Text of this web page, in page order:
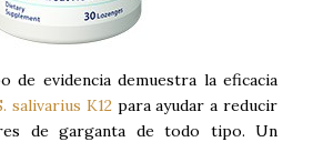
de evidencia demuestra la eficacia
salivarius K12 para ayudar a reducir
de garganta de todo tipo. Un